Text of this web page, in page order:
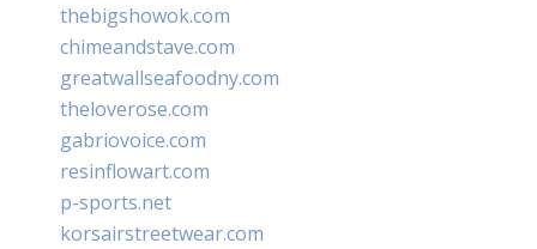
thebigshowok.com
chimeandstave.com
greatwallseafoodny.com
theloverose.com
gabriovoice.com
resinflowart.com
p-sports.net
korsairstreetwear.com